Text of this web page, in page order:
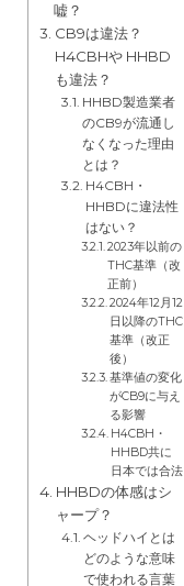
嘘？
CB9は違法？
H4CBHや HHBD
も違法？
HHBD製造業者
のCB9が流通し
なくなった理由
とは？
H4CBH・
HHBDに違法性
はない？
2023年以前の
THC基準（改
正前）
2024年12月12
日以降のTHC
基準（改正
後）
基準値の変化
がCB9に与え
る影響
H4CBH・
HHBD共に
日本では合法
HHBDの体感はシ
ャープ？
ヘッドハイとは
どのような意味
で使われる言葉